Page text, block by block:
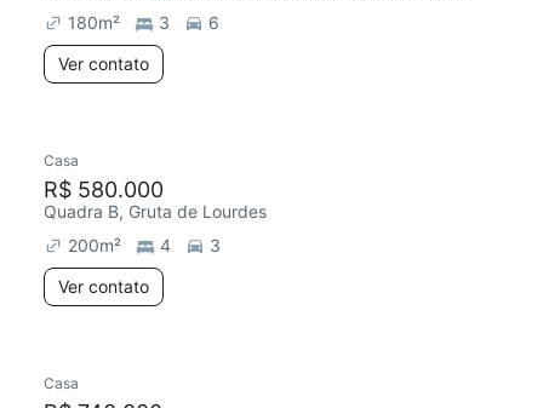
180m² 3
6
Ver contato
Casa
R$ 580.000
Quadra B, Gruta de Lourdes
200m² 4
3
Ver contato
Casa